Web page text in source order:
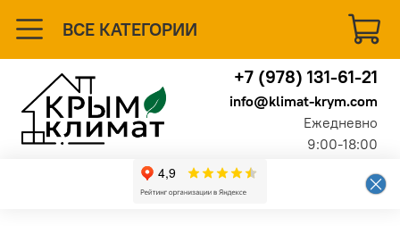
ВСЕ КАТЕГОРИИ
+7 (978) 131-61-21
info@klimat-krym.com
Ежедневно
9:00-18:00